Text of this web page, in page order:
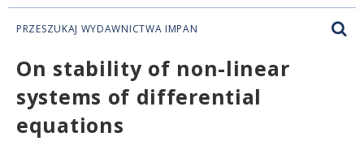
PRZESZUKAJ WYDAWNICTWA IMPAN
On stability of non-linear
systems of differential
equations